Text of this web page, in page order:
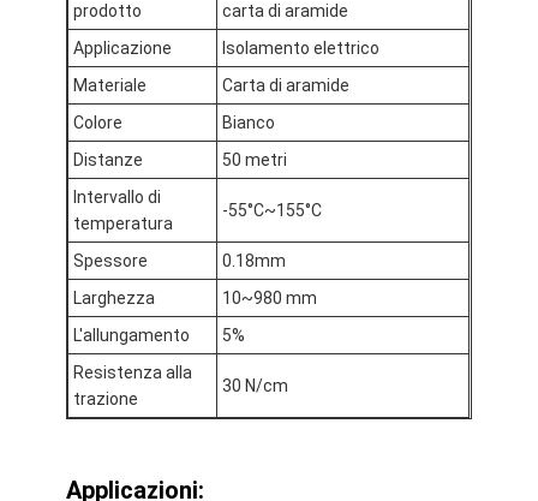
Controllo di qualità
Contattici
Nastro adesivo dell'isolamento
Nastro dell'isolamento del panno di vetro
Nastro termoresistente dell'isolamento
Nastro adesivo del panno di vetro
Nastro adesivo del film del Polyimide
prodotto
carta di aramide
Applicazione
Isolamento elettrico
Materiale
Carta di aramide
Colore
Bianco
Distanze
50 metri
Intervallo di
temperatura
-55°C~155°C
Spessore
0.18mm
Larghezza
10~980 mm
L'allungamento
5%
Resistenza alla
trazione
30 N/cm
Applicazioni: